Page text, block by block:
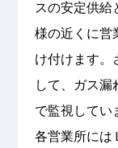
スの安定供給
様の近くに営
け付けます。
して、ガス漏
で監視してい
各営業所には